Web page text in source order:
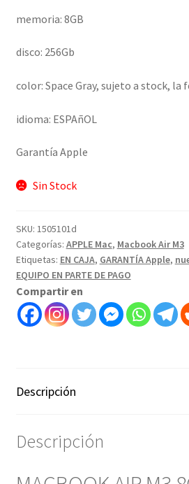
memoria: 8GB
disco: 256Gb
color: Space Gray, sujeto a stock,
idioma: ESPAñOL
Garantía Apple
Sin Stock
SKU: 1505101d
Categorías: APPLE Mac, Macbook Air M3
Etiquetas: EN CAJA, GARANTÍA Apple,
EQUIPO EN PARTE DE PAGO
Compartir en
Descripción
Descripción